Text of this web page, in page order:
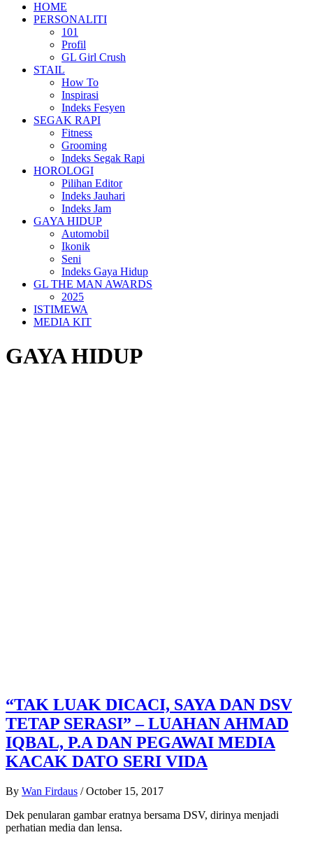
HOME
PERSONALITI
101
Profil
GL Girl Crush
STAIL
How To
Inspirasi
Indeks Fesyen
SEGAK RAPI
Fitness
Grooming
Indeks Segak Rapi
HOROLOGI
Pilihan Editor
Indeks Jauhari
Indeks Jam
GAYA HIDUP
Automobil
Ikonik
Seni
Indeks Gaya Hidup
GL THE MAN AWARDS
2025
ISTIMEWA
MEDIA KIT
GAYA HIDUP
“TAK LUAK DICACI, SAYA DAN DSV
TETAP SERASI” – LUAHAN AHMAD
IQBAL, P.A DAN PEGAWAI MEDIA
KACAK DATO SERI VIDA
By Wan Firdaus / October 15, 2017
Dek penularan gambar eratnya bersama DSV, dirinya menjadi
perhatian media dan lensa.